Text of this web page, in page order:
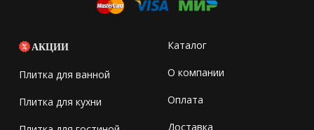
АКЦИИ
Плитка для ванной
Плитка для кухни
Каталог
О компании
Оплата
Доставка